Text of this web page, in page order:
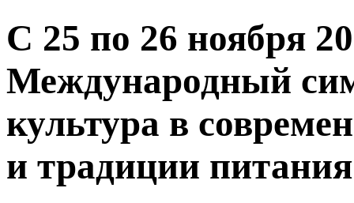
С 25 по 26 ноября
Международный
культура в
и традиции